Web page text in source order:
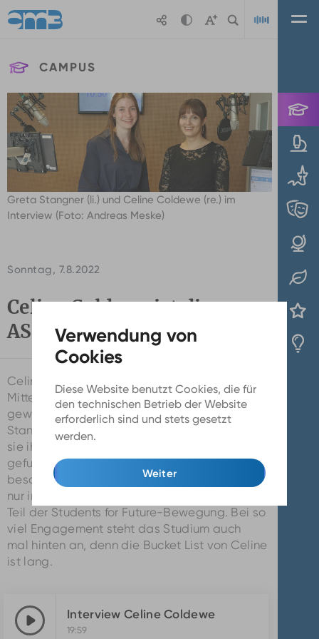
Diese Website benutzt Cookies, die für
den technischen Betrieb der Website
erforderlich sind und stets gesetzt
werden.
Weiter
CAMPUS
Greta Stangner (li.) und Celine Coldewe (re.) im
Interview (Foto: Andreas Meske)
Sonntag, 7.8.2022
Celine Coldewe ist die neue
AStA-Vorsitzende der HHU
Celine Coldewe ist 25 Jahre alt und wurde
Mitte Juli zur AStA-Vorsitzenden der Heine-Uni
gewählt. Celine erzählt im Interview mit Greta
Stangner von hochschulradio düsseldorf, wie
sie ihren Weg in die Hochschulpolitik
gefunden hat und welche Ziele ihr dabei
besonders am Herzen liegen. Sie ist aber nicht
nur in der Hochschulpolitik aktiv, sondern auch
Teil der Students for Future-Bewegung. Bei so
viel Engagement steht das Studium auch
mal hinten an, denn die Bucket List von Celine
ist lang.
Interview Celine Coldewe
19:59